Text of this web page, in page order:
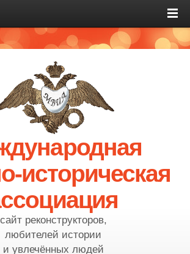
историческая
сайт реконструкторов,
любителей истории
и увлечённых людей